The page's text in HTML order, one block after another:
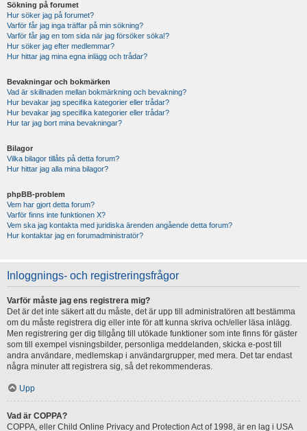
Sökning på forumet
Hur söker jag på forumet?
Varför får jag inga träffar på min sökning?
Varför får jag en tom sida när jag försöker söka!?
Hur söker jag efter medlemmar?
Hur hittar jag mina egna inlägg och trådar?
Bevakningar och bokmärken
Vad är skillnaden mellan bokmärkning och bevakning?
Hur bevakar jag specifika kategorier eller trådar?
Hur bevakar jag specifika kategorier eller trådar?
Hur tar jag bort mina bevakningar?
Bilagor
Vilka bilagor tillåts på detta forum?
Hur hittar jag alla mina bilagor?
phpBB-problem
Vem har gjort detta forum?
Varför finns inte funktionen X?
Vem ska jag kontakta med juridiska ärenden angående detta forum?
Hur kontaktar jag en forumadministratör?
Inloggnings- och registreringsfrågor
Varför måste jag ens registrera mig?
Det är det inte säkert att du måste, det är upp till administratören att bestämma
om du måste registrera dig eller inte för att kunna skriva och/eller läsa inlägg.
Men registrering ger dig tillgång till utökade funktioner som inte finns för gäster
som till exempel visningsbilder, personliga meddelanden, skicka e-post till
andra användare, medlemskap i användargrupper, med mera. Det tar endast
några minuter att registrera sig, så det rekommenderas.
Upp
Vad är COPPA?
COPPA, eller Child Online Privacy and Protection Act of 1998, är en lag i USA